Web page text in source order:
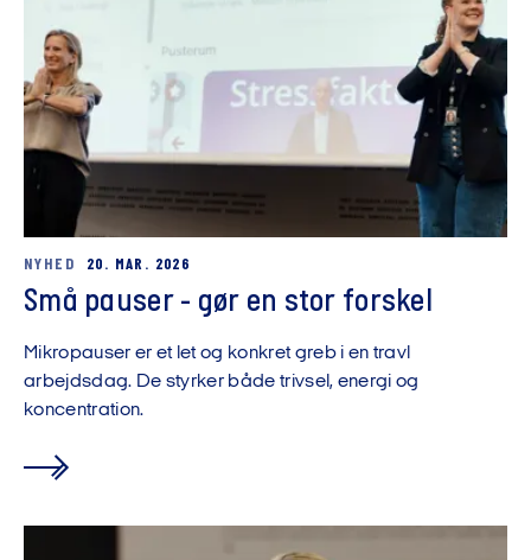
NYHED 20. MAR. 2026
Små pauser - gør en stor forskel
Mikropauser er et let og konkret greb i en travl
arbejdsdag. De styrker både trivsel, energi og
koncentration.